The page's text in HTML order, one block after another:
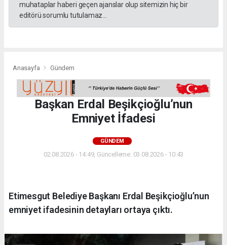
muhataplar haberi geçen ajanslar olup sitemizin hiç bir
editörü sorumlu tutulamaz...
Anasayfa Gündem
Başkan Erdal Beşikçioğlu’nun
Emniyet İfadesi
GÜNDEM
02.08.2026 - 14:49, Güncelleme: 03.08.2026 - 10:43
Etimesgut Belediye Başkanı Erdal Beşikçioğlu’nun
emniyet ifadesinin detayları ortaya çıktı.